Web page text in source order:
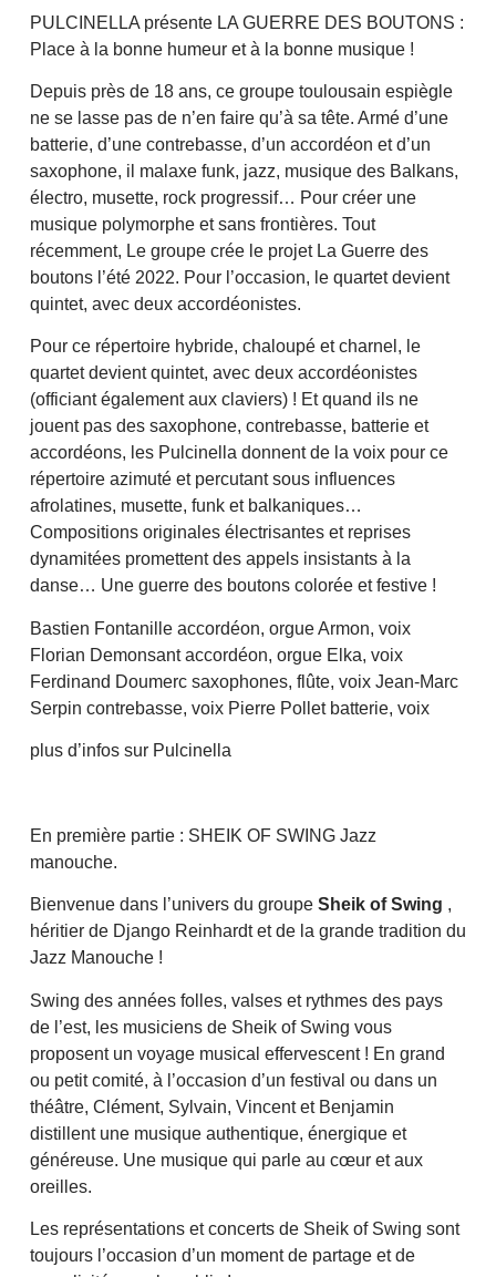
PULCINELLA présente LA GUERRE DES BOUTONS :
Place à la bonne humeur et à la bonne musique !
Depuis près de 18 ans, ce groupe toulousain espiègle
ne se lasse pas de n’en faire qu’à sa tête. Armé d’une
batterie, d’une contrebasse, d’un accordéon et d’un
saxophone, il malaxe funk, jazz, musique des Balkans,
électro, musette, rock progressif… Pour créer une
musique polymorphe et sans frontières. Tout
récemment, Le groupe crée le projet La Guerre des
boutons l’été 2022. Pour l’occasion, le quartet devient
quintet, avec deux accordéonistes.
Pour ce répertoire hybride, chaloupé et charnel, le
quartet devient quintet, avec deux accordéonistes
(officiant également aux claviers) ! Et quand ils ne
jouent pas des saxophone, contrebasse, batterie et
accordéons, les Pulcinella donnent de la voix pour ce
répertoire azimuté et percutant sous influences
afrolatines, musette, funk et balkaniques…
Compositions originales électrisantes et reprises
dynamitées promettent des appels insistants à la
danse… Une guerre des boutons colorée et festive !
Bastien Fontanille accordéon, orgue Armon, voix
Florian Demonsant accordéon, orgue Elka, voix
Ferdinand Doumerc saxophones, flûte, voix Jean-Marc
Serpin contrebasse, voix Pierre Pollet batterie, voix
plus d’infos sur Pulcinella
En première partie : SHEIK OF SWING Jazz
manouche.
Bienvenue dans l’univers du groupe Sheik of Swing ,
héritier de Django Reinhardt et de la grande tradition du
Jazz Manouche !
Swing des années folles, valses et rythmes des pays
de l’est, les musiciens de Sheik of Swing vous
proposent un voyage musical effervescent ! En grand
ou petit comité, à l’occasion d’un festival ou dans un
théâtre, Clément, Sylvain, Vincent et Benjamin
distillent une musique authentique, énergique et
généreuse. Une musique qui parle au cœur et aux
oreilles.
Les représentations et concerts de Sheik of Swing sont
toujours l’occasion d’un moment de partage et de